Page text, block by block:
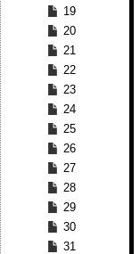
19
20
21
22
23
24
25
26
27
28
29
30
31